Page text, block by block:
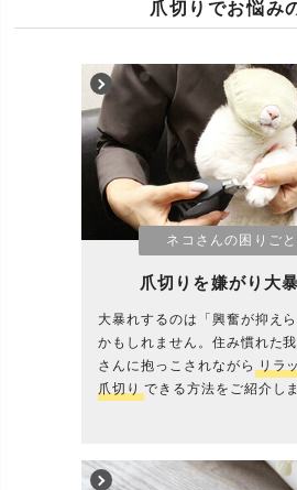
爪切りでお悩み
ネコさんの困りご
爪切りを嫌がり大
大暴れするのは「興奮が抑え
かもしれません。住み慣れた
さんに抱っこされながら リラ
爪切り できる方法をご紹介しま